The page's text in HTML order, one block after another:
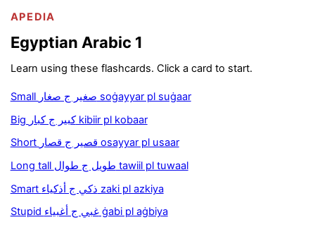
APEDIA
Egyptian Arabic 1
Learn using these flashcards. Click a card to start.
Small صغير ج صغار soġayyar pl suġaar
Big كبير ج كبار kibiir pl kobaar
Short قصير ج قصار osayyar pl usaar
Long tall طويل ج طوال tawiil pl tuwaal
Smart ذكي ج أذكياء zaki pl azkiya
Stupid غبي ج أغبياء ġabi pl aġbiya